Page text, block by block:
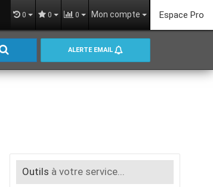
0 0 0 Mon compte Espace Pro
ALERTE EMAIL
Outils à votre service...